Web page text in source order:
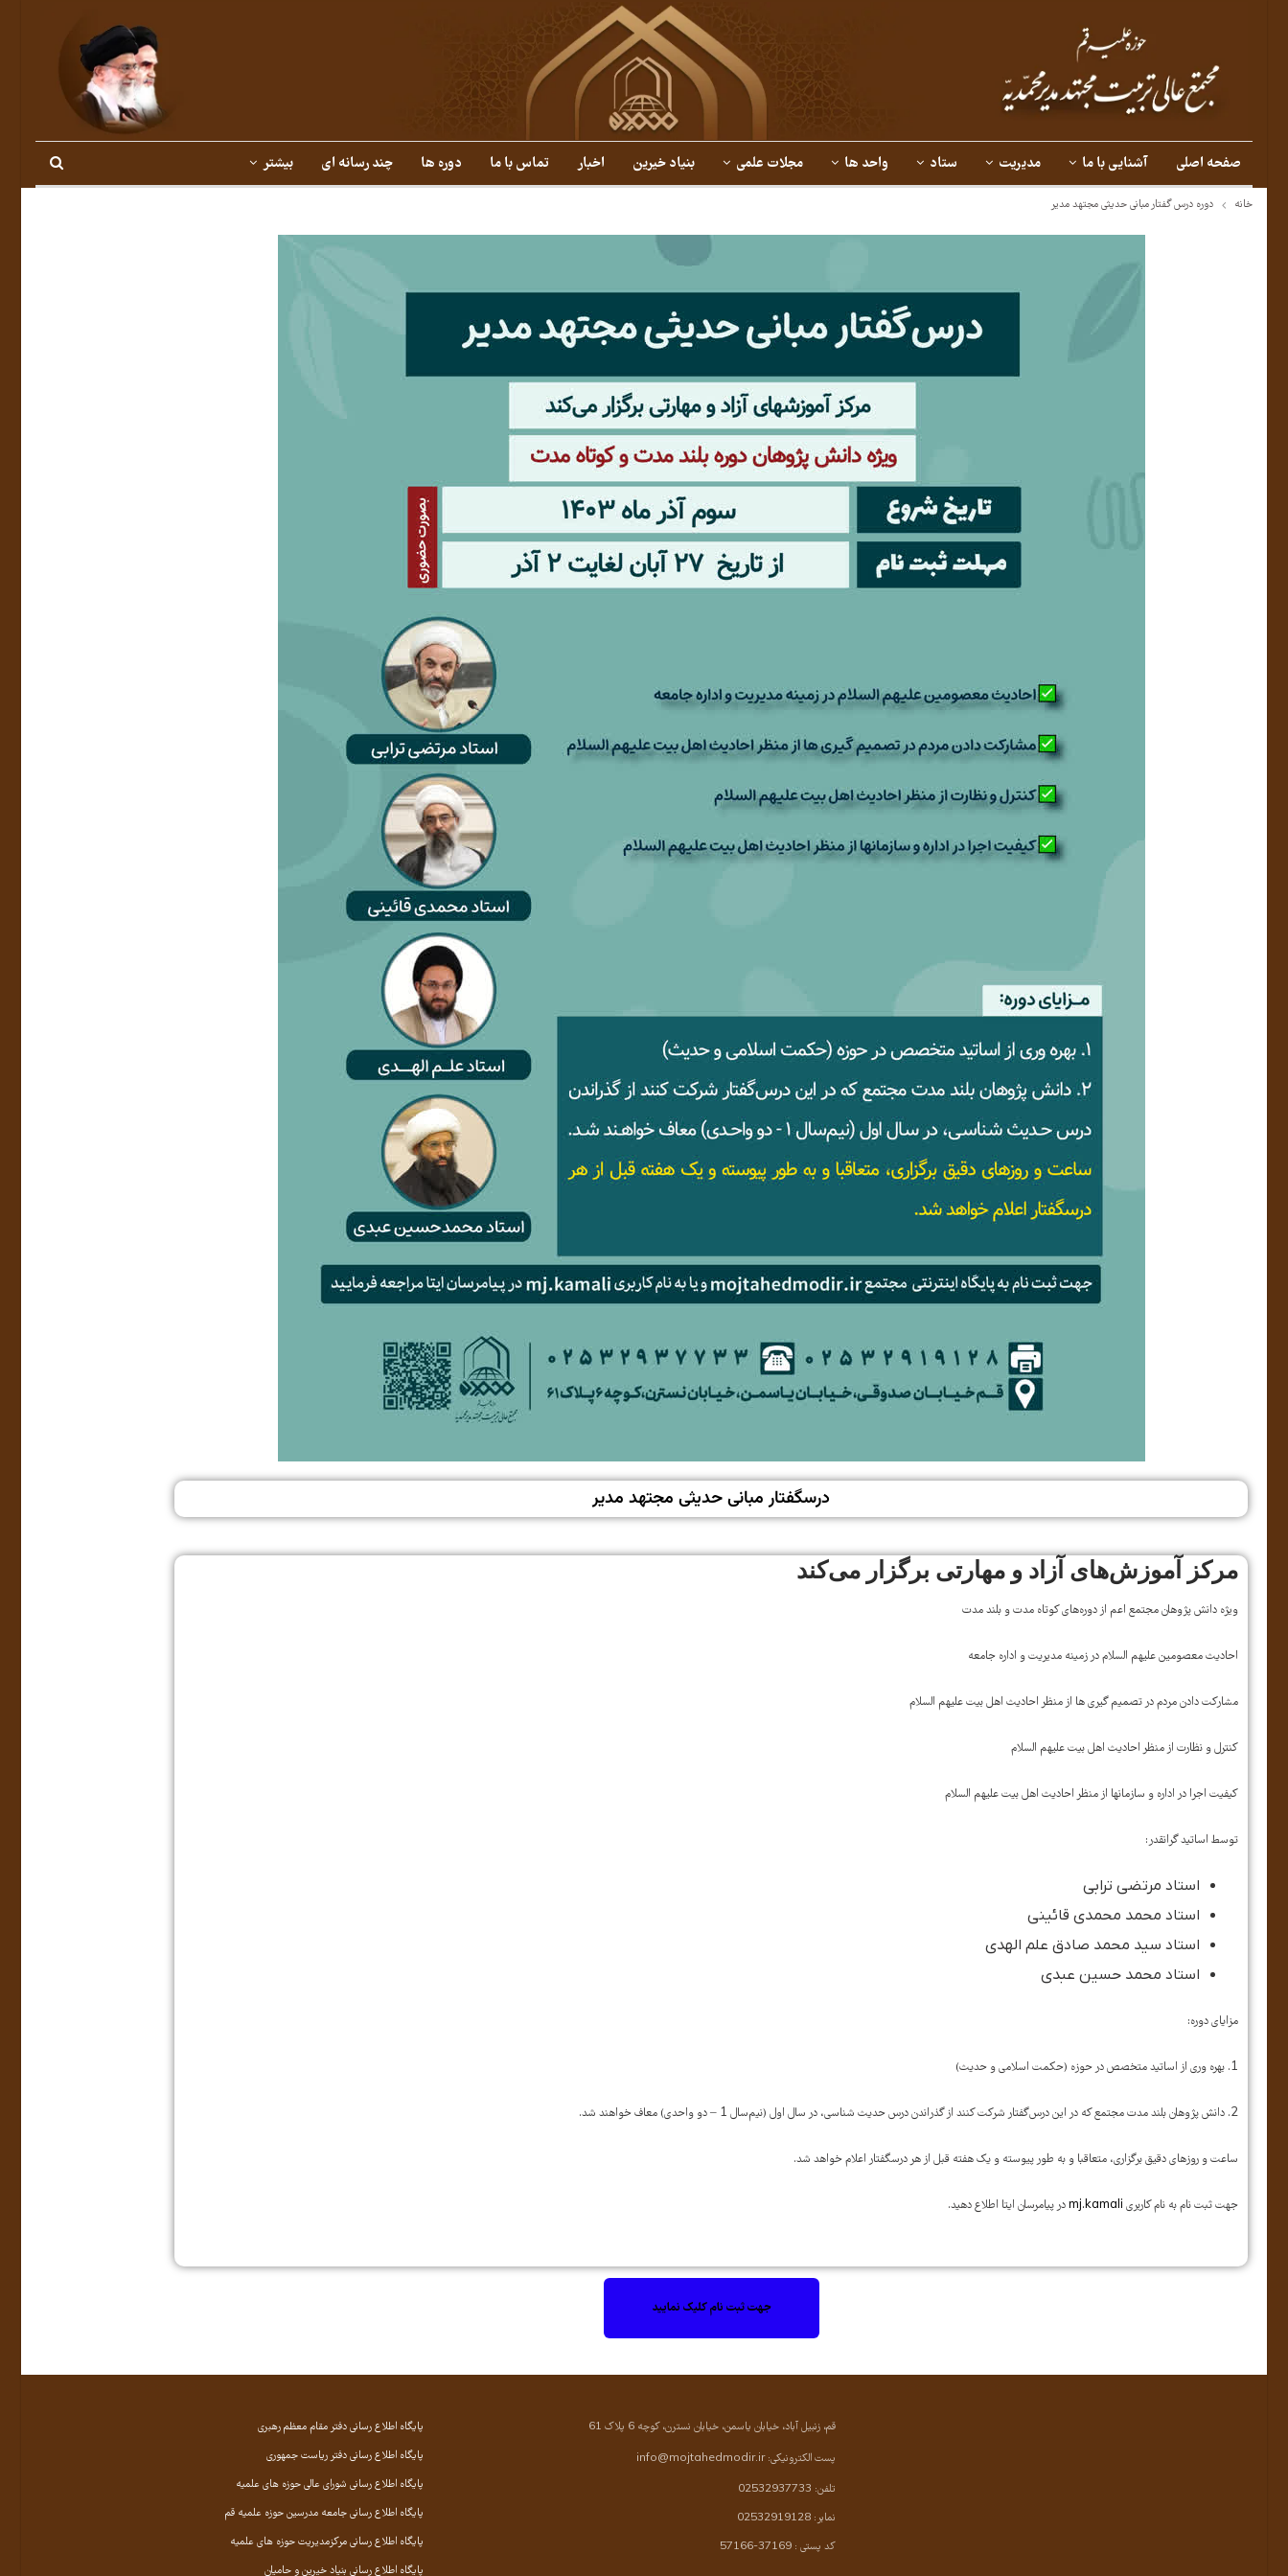
صفحه اصلی آشنایی با ما مدیریت ستاد واحد ها مجلات علمی بنیاد خیرین اخبار تماس با ما دوره ها چند رسانه ای بیشتر
خانه دوره درس گفتار مبانی حدیثی مجتهد مدیر
درسگفتار مبانی حدیثی مجتهد مدیر
مرکز آموزش‌های آزاد و مهارتی برگزار می‌کند
ویژه دانش پژوهان مجتمع اعم از دوره‌های کوتاه مدت و بلند مدت
احادیث معصومین علیهم السلام در زمینه مدیریت و اداره جامعه
مشارکت دادن مردم در تصمیم گیری ها از منظر احادیث اهل بیت علیهم السلام
کنترل و نظارت از منظر احادیث اهل بیت علیهم السلام
کیفیت اجرا در اداره و سازمانها از منظر احادیث اهل بیت علیهم السلام
توسط اساتید گرانقدر:
استاد مرتضی ترابی
استاد محمد محمدی قائینی
استاد سید محمد صادق علم الهدی
استاد محمد حسین عبدی
مزایای دوره:
1. بهره وری از اساتید متخصص در حوزه (حکمت اسلامی و حدیث)
2. دانش پژوهان بلند مدت مجتمع که در این درس‌گفتار شرکت کنند از گذراندن درس حدیث شناسی، در سال اول (نیم‌سال 1 – دو واحدی) معاف خواهند شد.
ساعت و روزهای دقیق برگزاری، متعاقبا و به طور پیوسته و یک هفته قبل از هر درسگفتار اعلام خواهد شد.
جهت ثبت نام به نام کاربری mj.kamaliدر پیامرسان ایتا اطلاع دهید.
جهت ثبت نام کلیک نمایید
قم، زنبیل آباد، خیابان یاسمن، خیابان نسترن، کوچه 6 پلاک 61
پست الکترونیکی:info@mojtahedmodir.ir
تلفن: 02532937733
نمابر: 02532919128
کد پستی : 37169-57166
پایگاه اطلاع رسانی دفتر مقام معظم رهبری
پایگاه اطلاع رسانی دفتر ریاست جمهوری
پایگاه اطلاع رسانی شورای عالی حوزه های علمیه
پایگاه اطلاع رسانی جامعه مدرسین حوزه علمیه قم
پایگاه اطلاع رسانی مرکزمدیریت حوزه های علمیه
پایگاه اطلاع رسانی بنیاد خیرین و حامیان